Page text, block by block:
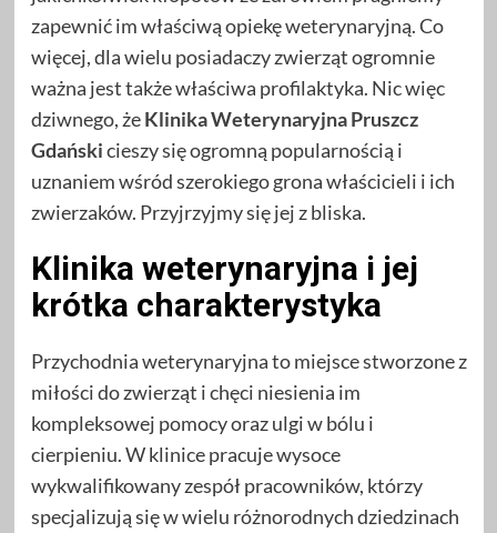
zapewnić im właściwą opiekę weterynaryjną. Co
więcej, dla wielu posiadaczy zwierząt ogromnie
ważna jest także właściwa profilaktyka. Nic więc
dziwnego, żeKlinika Weterynaryjna Pruszcz
Gdańskicieszy się ogromną popularnością i
uznaniem wśród szerokiego grona właścicieli i ich
zwierzaków. Przyjrzyjmy się jej z bliska.
Klinika weterynaryjna i jej
krótka charakterystyka
Przychodnia weterynaryjna to miejsce stworzone z
miłości do zwierząt i chęci niesienia im
kompleksowej pomocy oraz ulgi w bólu i
cierpieniu. W klinice pracuje wysoce
wykwalifikowany zespół pracowników, którzy
specjalizują się w wielu różnorodnych dziedzinach